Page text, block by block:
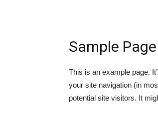
Sample Page
This is an example page.
your site navigation (in
potential site visitors. It